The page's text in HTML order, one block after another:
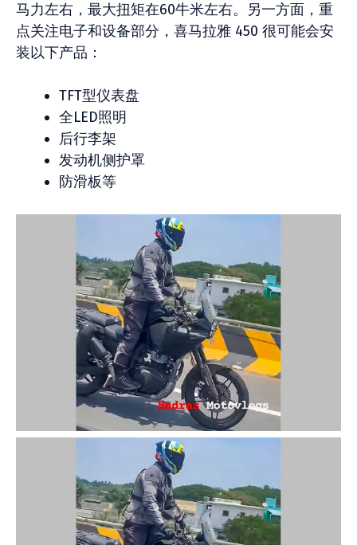
马力左右，最大扭矩在60牛米左右。另一方面，重
点关注电子和设备部分，喜马拉雅 450 很可能会安
装以下产品：
TFT型仪表盘
全LED照明
后行李架
发动机侧护罩
防滑板等